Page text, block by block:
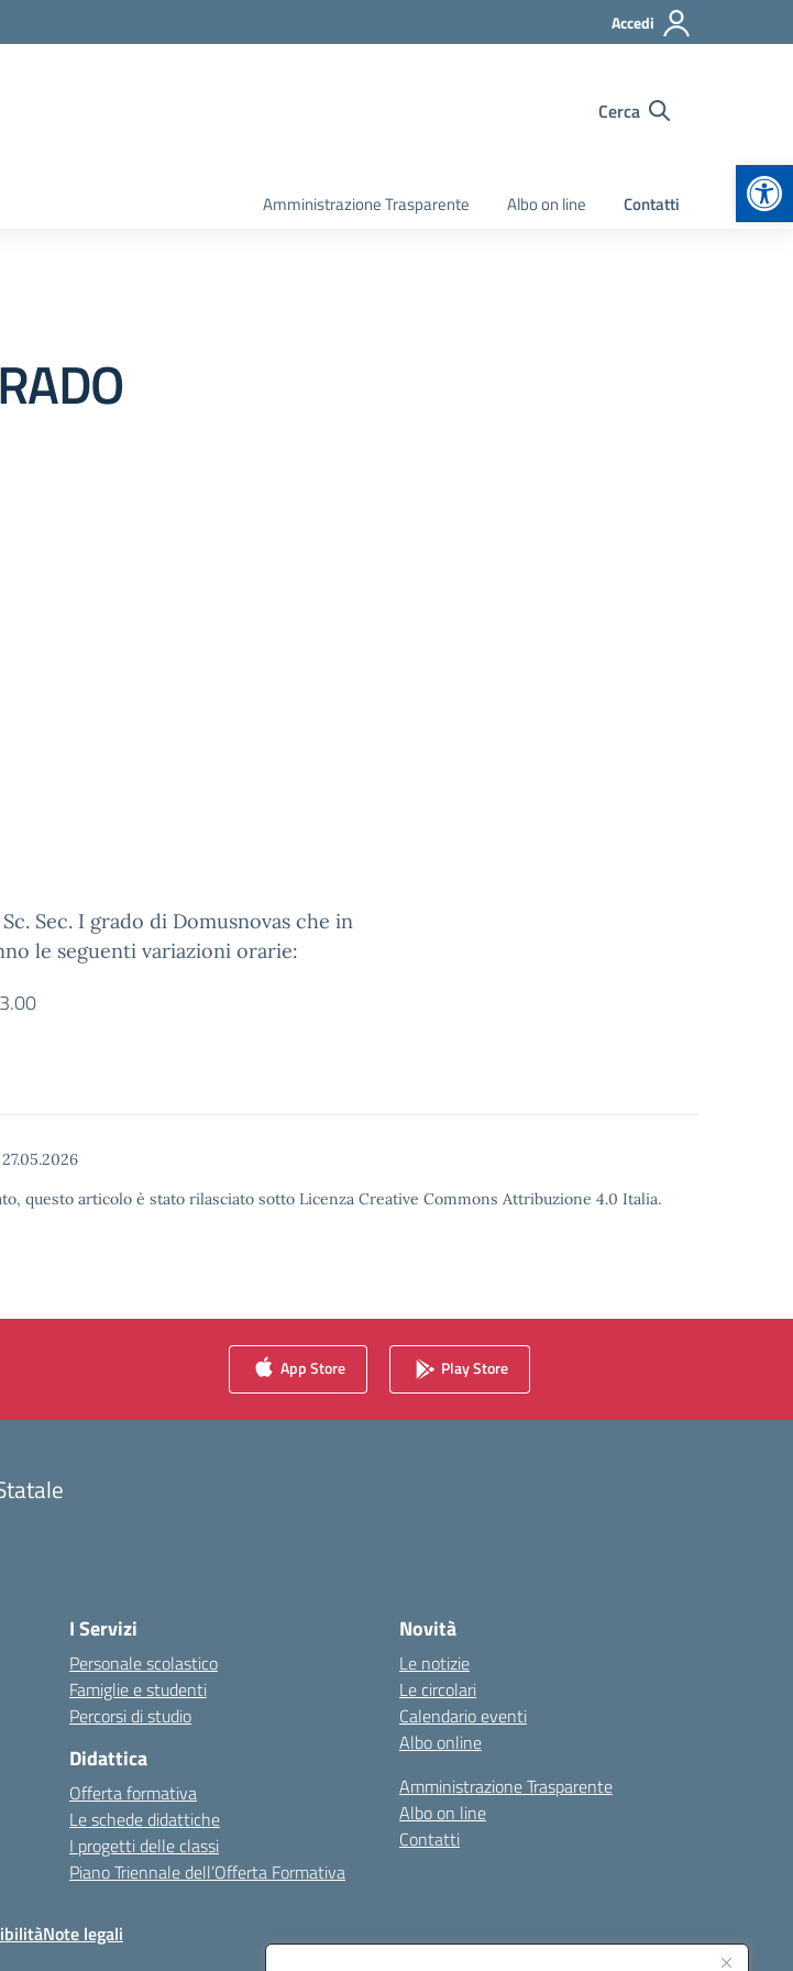
Accedi
Cerca
Amministrazione Trasparente Albo on line Contatti
Sec. I grado di Domusnovas che in
le seguenti variazioni orarie:
27.05.2026
questo articolo è stato rilasciato sotto Licenza Creative Commons Attribuzione 4.0 Italia.
App Store Play Store
I Servizi
Personale scolastico
Famiglie e studenti
Percorsi di studio
Didattica
Offerta formativa
Le schede didattiche
I progetti delle classi
Piano Triennale dell’Offerta Formativa
Novità
Le notizie
Le circolari
Calendario eventi
Albo online
Amministrazione Trasparente
Albo on line
Contatti
Note legali